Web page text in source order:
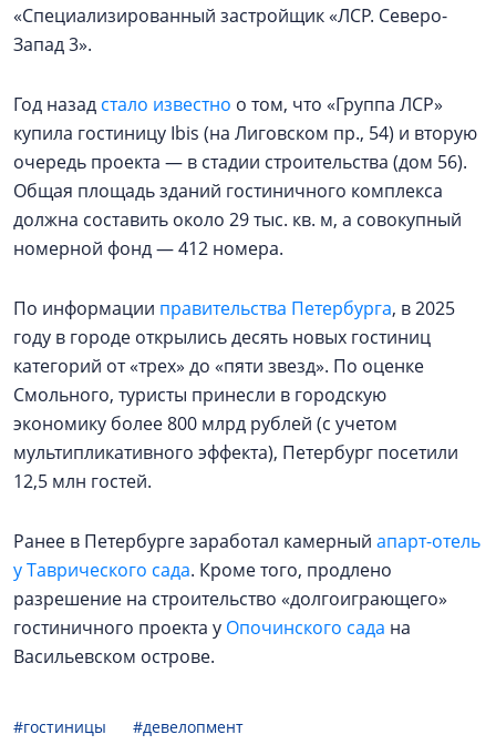
«Специализированный застройщик «ЛСР. Северо-
Запад 3».
Год назад стало известно о том, что «Группа ЛСР»
купила гостиницу Ibis (на Лиговском пр., 54) и вторую
очередь проекта — в стадии строительства (дом 56).
Общая площадь зданий гостиничного комплекса
должна составить около 29 тыс. кв. м, а совокупный
номерной фонд — 412 номера.
По информации правительства Петербурга, в 2025
году в городе открылись десять новых гостиниц
категорий от «трех» до «пяти звезд». По оценке
Смольного, туристы принесли в городскую
экономику более 800 млрд рублей (с учетом
мультипликативного эффекта), Петербург посетили
12,5 млн гостей.
Ранее в Петербурге заработал камерный апарт-отель
у Таврического сада. Кроме того, продлено
разрешение на строительство «долгоиграющего»
гостиничного проекта у Опочинского сада на
Васильевском острове.
#гостиницы
#девелопмент